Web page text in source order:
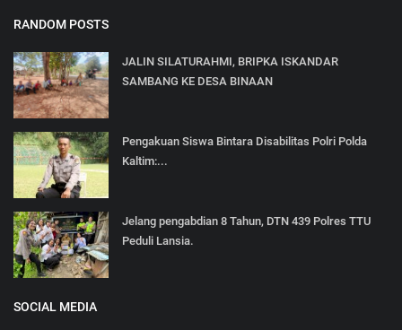
RANDOM POSTS
JALIN SILATURAHMI, BRIPKA ISKANDAR
SAMBANG KE DESA BINAAN
Pengakuan Siswa Bintara Disabilitas Polri Polda
Kaltim:...
Jelang pengabdian 8 Tahun, DTN 439 Polres TTU
Peduli Lansia.
SOCIAL MEDIA